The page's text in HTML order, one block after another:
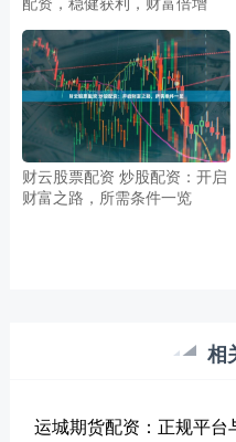
财云股票配资 炒股配资：开启
财富之路，所需条件一览
相
运城期货配资：正规平台